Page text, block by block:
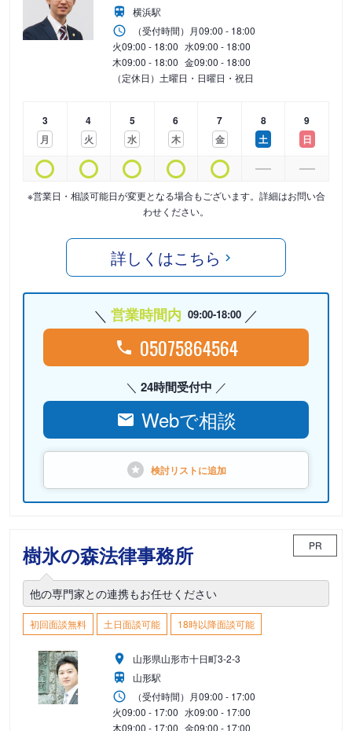
横浜駅
（受付時間） 月09:00 - 18:00
火09:00 - 18:00 水09:00 - 18:00
木09:00 - 18:00 金09:00 - 18:00
（定休日）土曜日・日曜日・祝日
3
月
4
火
5
水
6
木
7
金
8
土
9
日
※営業日・相談可能日が変更となる場合もございます。詳細はお問い合
わせください。
詳しくはこちら
営業時間内 09:00-18:00
05075864564
24時間受付中
Webで相談
検討リストに追加
樹氷の森法律事務所 PR
他の専門家との連携もお任せください
初回面談無料 土日面談可能 18時以降面談可能
山形県山形市十日町3-2-3
山形駅
（受付時間） 月09:00 - 17:00
火09:00 - 17:00 水09:00 - 17:00
木09:00 - 17:00 金09:00 - 17:00